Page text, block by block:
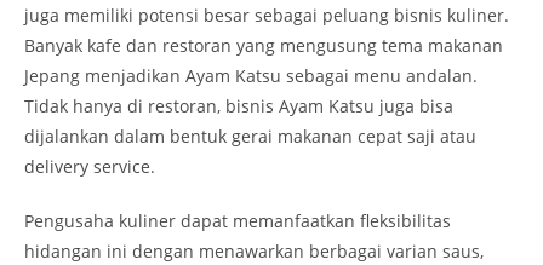
juga memiliki potensi besar sebagai peluang bisnis kuliner.
Banyak kafe dan restoran yang mengusung tema makanan
Jepang menjadikan Ayam Katsu sebagai menu andalan.
Tidak hanya di restoran, bisnis Ayam Katsu juga bisa
dijalankan dalam bentuk gerai makanan cepat saji atau
delivery service.
Pengusaha kuliner dapat memanfaatkan fleksibilitas
hidangan ini dengan menawarkan berbagai varian saus,